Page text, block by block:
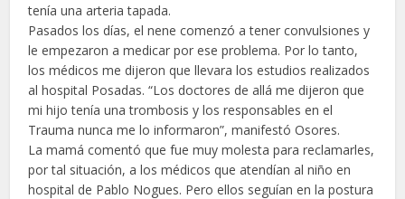
tenía una arteria tapada.
Pasados los días, el nene comenzó a tener convulsiones y
le empezaron a medicar por ese problema. Por lo tanto,
los médicos me dijeron que llevara los estudios realizados
al hospital Posadas. “Los doctores de allá me dijeron que
mi hijo tenía una trombosis y los responsables en el
Trauma nunca me lo informaron”, manifestó Osores.
La mamá comentó que fue muy molesta para reclamarles,
por tal situación, a los médicos que atendían al niño en
hospital de Pablo Nogues. Pero ellos seguían en la postura